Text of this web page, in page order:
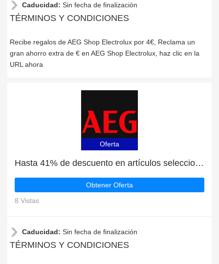
Caducidad: Sin fecha de finalización
TÉRMINOS Y CONDICIONES
Recibe regalos de AEG Shop Electrolux por 4€, Reclama un
gran ahorro extra de € en AEG Shop Electrolux, haz clic en la
URL ahora
Oferta
Hasta 41% de descuento en artículos seleccionados
Obtener Oferta
8 Vistas
Caducidad: Sin fecha de finalización
TÉRMINOS Y CONDICIONES